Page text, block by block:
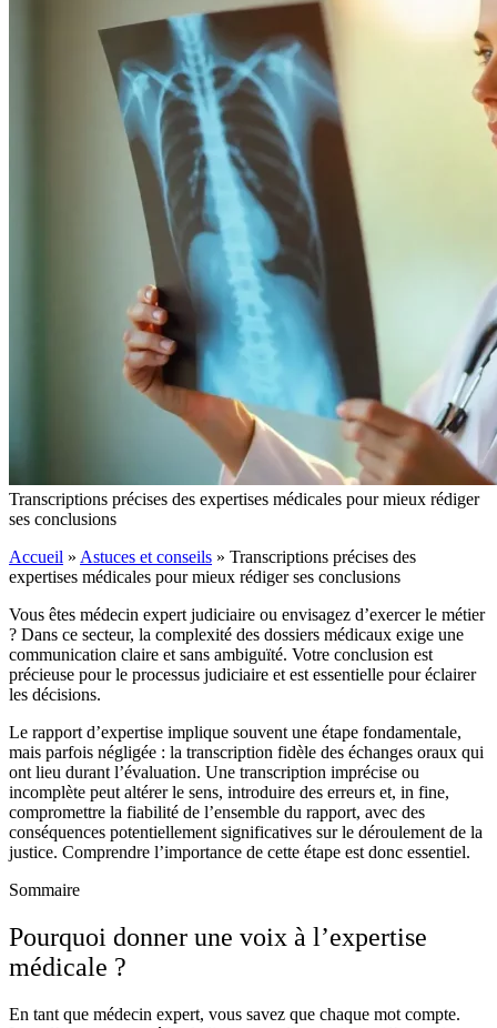
Transcriptions précises des expertises médicales pour mieux rédiger
ses conclusions
Accueil » Astuces et conseils » Transcriptions précises des
expertises médicales pour mieux rédiger ses conclusions
Vous êtes médecin expert judiciaire ou envisagez d’exercer le métier
? Dans ce secteur, la complexité des dossiers médicaux exige une
communication claire et sans ambiguïté. Votre conclusion est
précieuse pour le processus judiciaire et est essentielle pour éclairer
les décisions.
Le rapport d’expertise implique souvent une étape fondamentale,
mais parfois négligée : la transcription fidèle des échanges oraux qui
ont lieu durant l’évaluation. Une transcription imprécise ou
incomplète peut altérer le sens, introduire des erreurs et, in fine,
compromettre la fiabilité de l’ensemble du rapport, avec des
conséquences potentiellement significatives sur le déroulement de la
justice. Comprendre l’importance de cette étape est donc essentiel.
Sommaire
Pourquoi donner une voix à l’expertise
médicale ?
En tant que médecin expert, vous savez que chaque mot compte.